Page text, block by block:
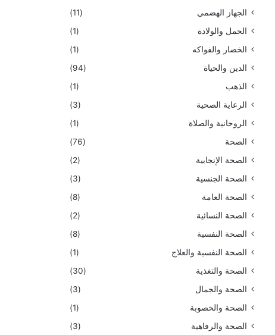
الجهاز الهضمي
(11)
الحمل والولادة
(1)
الخضار والفواكه
(1)
الدين والحياة
(94)
الذهب
(1)
الرعاية الصحية
(3)
الروحانية والصلاة
(1)
الصحة
(76)
الصحة الإنجابية
(2)
الصحة الجنسية
(3)
الصحة العامة
(8)
الصحة النسائية
(2)
الصحة النفسية
(8)
الصحة النفسية والعلاج
(1)
الصحة والتغذية
(30)
الصحة والجمال
(3)
الصحة والخصوبة
(1)
الصحة والرفاهية
(3)